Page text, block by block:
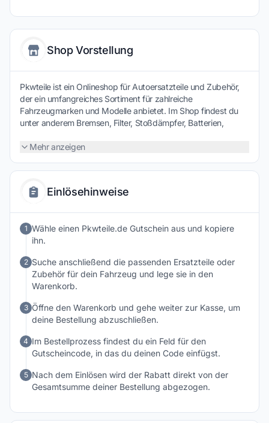
Shop Vorstellung
Pkwteile ist ein Onlineshop für Autoersatzteile und Zubehör,
der ein umfangreiches Sortiment für zahlreiche
Fahrzeugmarken und Modelle anbietet. Im Shop findest du
unter anderem Bremsen, Filter, Stoßdämpfer, Batterien,
Reparatur und Pflege deines Fahrzeugs. Über die
von Marke, Modell und Baujahr finden. Neben bekannten
Auswahl. Wer Ersatzteile bequem online bestellen und sein
Mehr anzeigen
Einlösehinweise
1 Wähle einen Pkwteile.de Gutschein aus und kopiere
ihn.
2 Suche anschließend die passenden Ersatzteile oder
Zubehör für dein Fahrzeug und lege sie in den
Warenkorb.
3 Öffne den Warenkorb und gehe weiter zur Kasse, um
deine Bestellung abzuschließen.
4 Im Bestellprozess findest du ein Feld für den
Gutscheincode, in das du deinen Code einfügst.
5 Nach dem Einlösen wird der Rabatt direkt von der
Gesamtsumme deiner Bestellung abgezogen.